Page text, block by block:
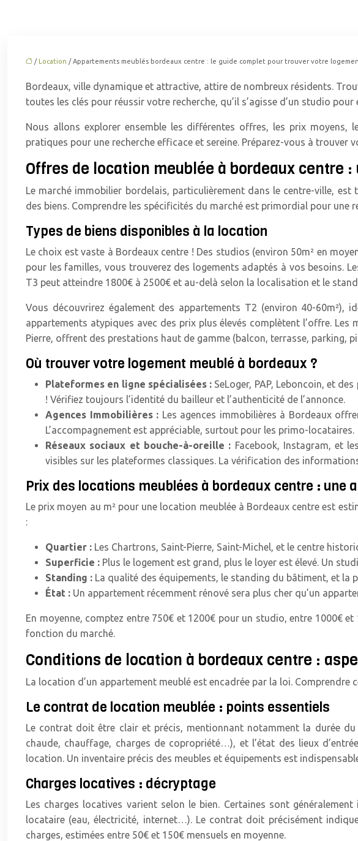
/ Location / Appartements meublés bordeaux centre : le guide complet pour trouver votre
Bordeaux, ville dynamique et attractive, attire de nombreux résidents.
toutes les clés pour réussir votre recherche, qu’il s’agisse d’un studio
Nous allons explorer ensemble les différentes offres, les prix
pratiques pour une recherche efficace et sereine. Préparez-vous à trouver
Offres de location meublée à bordeaux centre
Le marché immobilier bordelais, particulièrement dans le centre-ville,
des biens. Comprendre les spécificités du marché est primordial pour une
Types de biens disponibles à la location
Le choix est vaste à Bordeaux centre ! Des studios (environ 50m² en
pour les familles, vous trouverez des logements adaptés à vos besoins.
T3 peut atteindre 1800€ à 2500€ et au-delà selon la localisation et le
Vous découvrirez également des appartements T2 (environ 40-
appartements atypiques avec des prix plus élevés complètent l’offre.
Pierre, offrent des prestations haut de gamme (balcon, terrasse, parking,
Où trouver votre logement meublé à bordeaux ?
Plateformes en ligne spécialisées : SeLoger, PAP, Leboncoin, et
! Vérifiez toujours l’identité du bailleur et l’authenticité de l’annonce.
Agences Immobilières : Les agences immobilières à Bordeaux
L’accompagnement est appréciable, surtout pour les primo-locataires.
Réseaux sociaux et bouche-à-oreille : Facebook, Instagram, et
visibles sur les plateformes classiques. La vérification des
Prix des locations meublées à bordeaux centre : une
Le prix moyen au m² pour une location meublée à Bordeaux centre est
:
Quartier : Les Chartrons, Saint-Pierre, Saint-Michel, et le centre
Superficie : Plus le logement est grand, plus le loyer est élevé. Un
Standing : La qualité des équipements, le standing du bâtiment, et la
État : Un appartement récemment rénové sera plus cher qu’un
En moyenne, comptez entre 750€ et 1200€ pour un studio, entre 1000€
fonction du marché.
Conditions de location à bordeaux centre :
La location d’un appartement meublé est encadrée par la loi.
Le contrat de location meublée : points essentiels
Le contrat doit être clair et précis, mentionnant notamment la durée
chaude, chauffage, charges de copropriété…), et l’état des lieux
location. Un inventaire précis des meubles et équipements est
Charges locatives : décryptage
Les charges locatives varient selon le bien. Certaines sont
locataire (eau, électricité, internet…). Le contrat doit précisément
charges, estimées entre 50€ et 150€ mensuels en moyenne.